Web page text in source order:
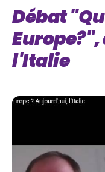
Débat
l'Italie